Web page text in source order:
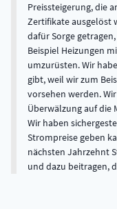
Preissteigerung, die
Zertifikate ausgelöst
dafür Sorge
Beispiel Heizungen
umzurüsten. Wir
gibt, weil wir zum
vorsehen werden.
Überwälzung auf die
Wir haben
Strompreise geben
nächsten Jahrzehnt
und dazu beitragen,